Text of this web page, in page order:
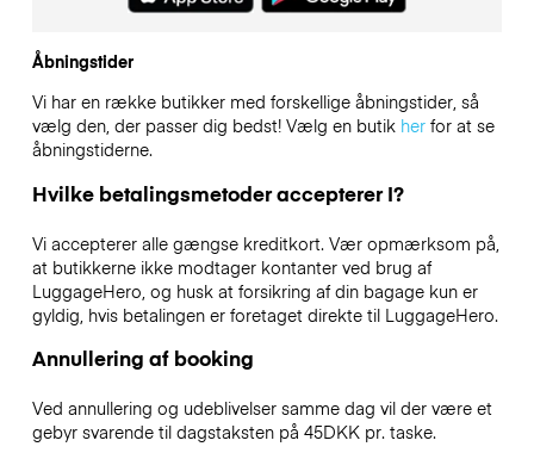
Åbningstider
Vi har en række butikker med forskellige åbningstider, så
vælg den, der passer dig bedst! Vælg en butik herfor at se
åbningstiderne.
Hvilke betalingsmetoder accepterer I?
Vi accepterer alle gængse kreditkort. Vær opmærksom på,
at butikkerne ikke modtager kontanter ved brug af
LuggageHero, og husk at forsikring af din bagage kun er
gyldig, hvis betalingen er foretaget direkte til LuggageHero.
Annullering af booking
Ved annullering og udeblivelser samme dag vil der være et
gebyr svarende til dagstaksten på 45DKK pr. taske.